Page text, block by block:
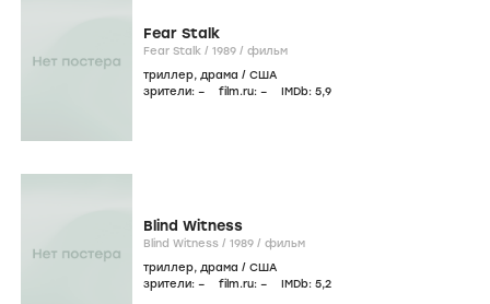
Fear Stalk
Fear Stalk / 1989 / фильм
триллер, драма / США
зрители: – film.ru: – IMDb: 5,9
Blind Witness
Blind Witness / 1989 / фильм
триллер, драма / США
зрители: – film.ru: – IMDb: 5,2